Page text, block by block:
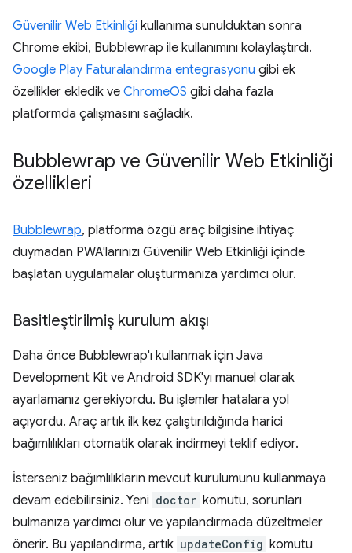
Güvenilir Web Etkinliği kullanıma sunulduktan sonra
Chrome ekibi, Bubblewrap ile kullanımını kolaylaştırdı.
Google Play Faturalandırma entegrasyonu gibi ek
özellikler ekledik ve ChromeOS gibi daha fazla
platformda çalışmasını sağladık.
Bubblewrap ve Güvenilir Web Etkinliği
özellikleri
Bubblewrap, platforma özgü araç bilgisine ihtiyaç
duymadan PWA'larınızı Güvenilir Web Etkinliği içinde
başlatan uygulamalar oluşturmanıza yardımcı olur.
Basitleştirilmiş kurulum akışı
Daha önce Bubblewrap'ı kullanmak için Java
Development Kit ve Android SDK'yı manuel olarak
ayarlamanız gerekiyordu. Bu işlemler hatalara yol
açıyordu. Araç artık ilk kez çalıştırıldığında harici
bağımlılıkları otomatik olarak indirmeyi teklif ediyor.
İsterseniz bağımlılıkların mevcut kurulumunu kullanmaya
devam edebilirsiniz. Yeni doctor komutu, sorunları
bulmanıza yardımcı olur ve yapılandırmada düzeltmeler
önerir. Bu yapılandırma, artık updateConfig komutu